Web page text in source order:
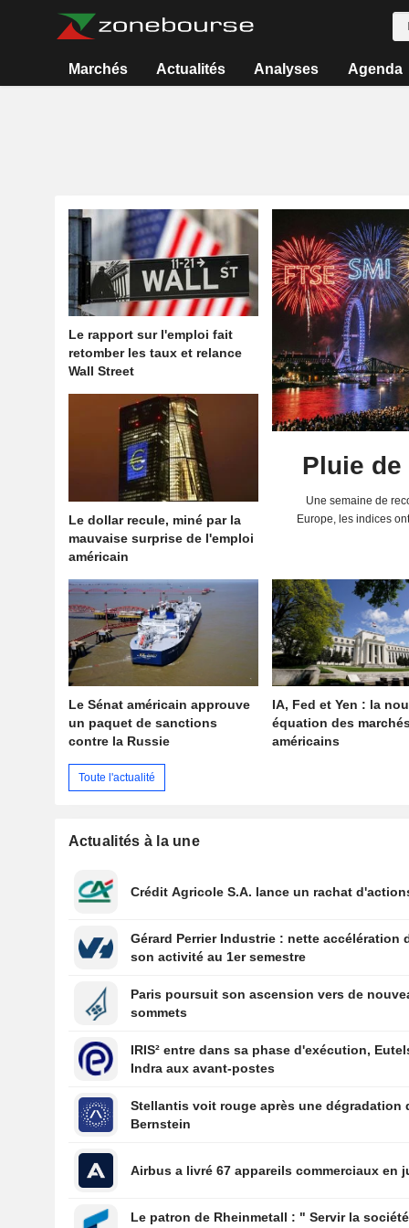
Marchés Actualités Analyses Agenda
Le rapport sur l'emploi fait
retomber les taux et relance
Wall Street
Le dollar recule, miné par la
mauvaise surprise de l'emploi
américain
Pluie
Une semaine de
Europe, les indices
Le Sénat américain approuve
un paquet de sanctions
contre la Russie
IA, Fed et Yen : la
équation des
américains
Toute l'actualité
Actualités à la une
Crédit Agricole S.A. lance un rachat
Gérard Perrier Industrie : nette accélération
son activité au 1er semestre
Paris poursuit son ascension vers de
sommets
IRIS² entre dans sa phase d'exécution,
Indra aux avant-postes
Stellantis voit rouge après une dégradation
Bernstein
Airbus a livré 67 appareils commerciaux en
Le patron de Rheinmetall : " Servir la